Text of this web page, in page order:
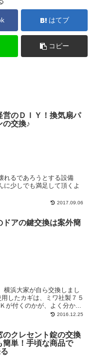
はてブ
コピー
営のＤＩＹ！換気扇パ
の交換♪
れるであろうとする設備
に少しでも満足して頂くよ
2017.09.06
ドアの鍵交換は案外簡
横浜大家が自ら交換しまし
したカギは、ミワ社製７５
が付くのかが、よく分か...
2016.12.25
のクレセント錠の交換
簡単！手頃な商品で